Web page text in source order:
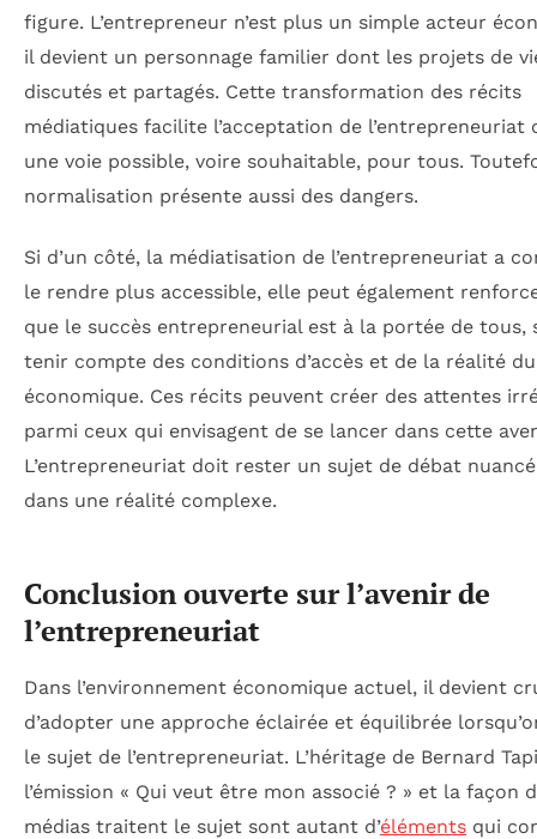
figure. L’entrepreneur n’est plus un simple acteur
il devient un personnage familier dont les projets de
discutés et partagés. Cette transformation des récits
médiatiques facilite l’acceptation de l’entrepreneuriat
une voie possible, voire souhaitable, pour tous.
normalisation présente aussi des dangers.
Si d’un côté, la médiatisation de l’entrepreneuriat a
le rendre plus accessible, elle peut également
que le succès entrepreneurial est à la portée de tous,
tenir compte des conditions d’accès et de la réalité du
économique. Ces récits peuvent créer des attentes
parmi ceux qui envisagent de se lancer dans cette
L’entrepreneuriat doit rester un sujet de débat
dans une réalité complexe.
Conclusion ouverte sur l’avenir de
l’entrepreneuriat
Dans l’environnement économique actuel, il devient
d’adopter une approche éclairée et équilibrée
le sujet de l’entrepreneuriat. L’héritage de Bernard
l’émission « Qui veut être mon associé ? » et la façon
médias traitent le sujet sont autant d’éléments qui